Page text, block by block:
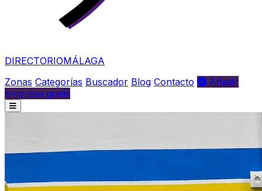
DIRECTORIOMÁLAGA
Zonas Categorías Buscador Blog Contacto
Añadir
empresa gratis